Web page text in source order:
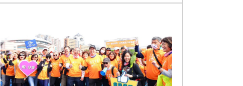
愛留金門」，讓校友愛心大爆發，並48小時內募
款項是「及時雨」，注入一股愛心暖流。